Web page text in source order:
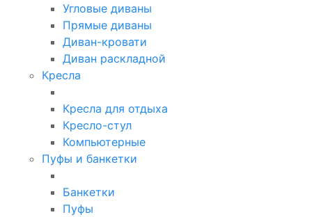
Угловые диваны
Прямые диваны
Диван-кровати
Диван раскладной
Кресла
Кресла для отдыха
Кресло-стул
Компьютерные
Пуфы и банкетки
Банкетки
Пуфы